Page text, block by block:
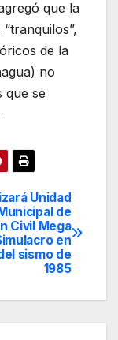
que la
de la
no
que se
Unidad
de
Civil Mega
en
sismo de
1985